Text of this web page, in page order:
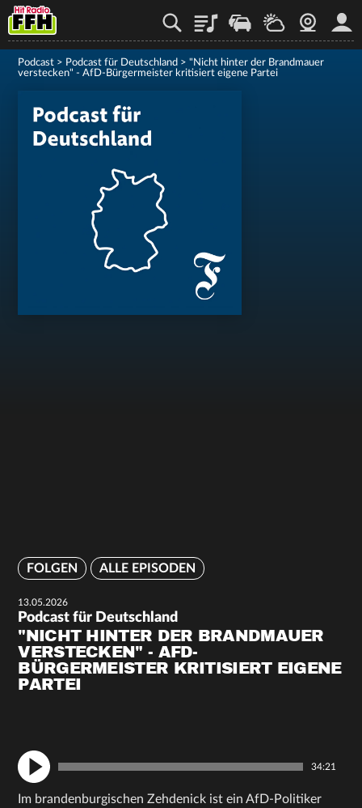
PlaylistStaupilotWetterWebcam
Podcast > Podcast für Deutschland > "Nicht hinter der Brandmauer
verstecken" - AfD-Bürgermeister kritisiert eigene Partei
FOLGEN ALLE EPISODEN
13.05.2026
Podcast für Deutschland
"NICHT HINTER DER BRANDMAUER
VERSTECKEN" - AFD-
BÜRGERMEISTER KRITISIERT EIGENE
PARTEI
34:21
Im brandenburgischen Zehdenick ist ein AfD-Politiker